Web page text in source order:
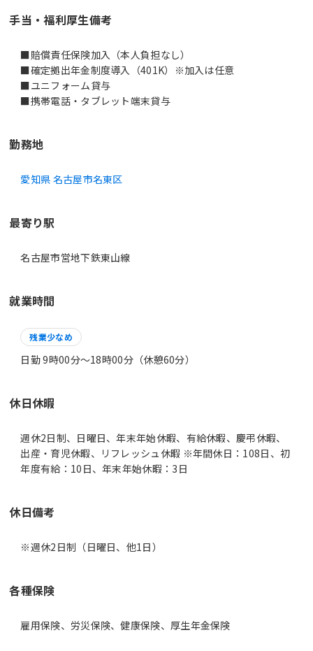
手当・福利厚生備考
■賠償責任保険加入（本人負担なし）
■確定拠出年金制度導入（401K）※加入は任意
■ユニフォーム貸与
■携帯電話・タブレット端末貸与
勤務地
愛知県 名古屋市名東区
最寄り駅
名古屋市営地下鉄東山線
就業時間
残業少なめ
日勤 9時00分〜18時00分（休憩60分）
休日休暇
週休2日制、日曜日、年末年始休暇、有給休暇、慶弔休暇、
出産・育児休暇、リフレッシュ休暇 ※年間休日：108日、初
年度有給：10日、年末年始休暇：3日
休日備考
※週休2日制（日曜日、他1日）
各種保険
雇用保険、労災保険、健康保険、厚生年金保険